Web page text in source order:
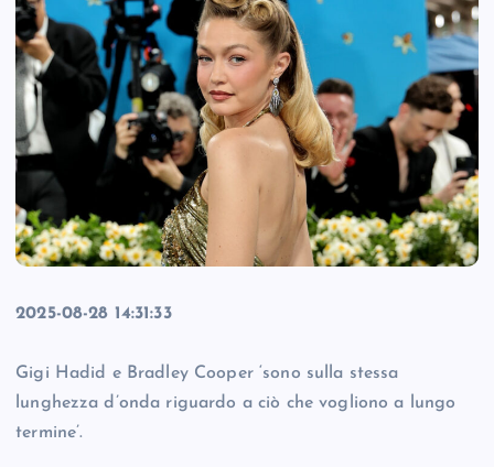
2025-08-28 14:31:33
Gigi Hadid e Bradley Cooper ‘sono sulla stessa
lunghezza d’onda riguardo a ciò che vogliono a lungo
termine’.